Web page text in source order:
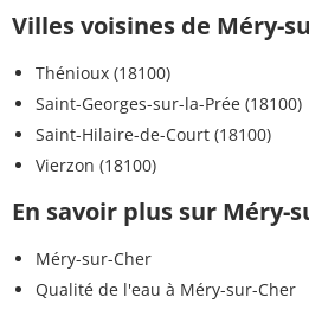
Villes voisines de Méry-
Thénioux (18100)
Saint-Georges-sur-la-Prée (18100)
Saint-Hilaire-de-Court (18100)
Vierzon (18100)
En savoir plus sur Méry-
Méry-sur-Cher
Qualité de l'eau à Méry-sur-Cher